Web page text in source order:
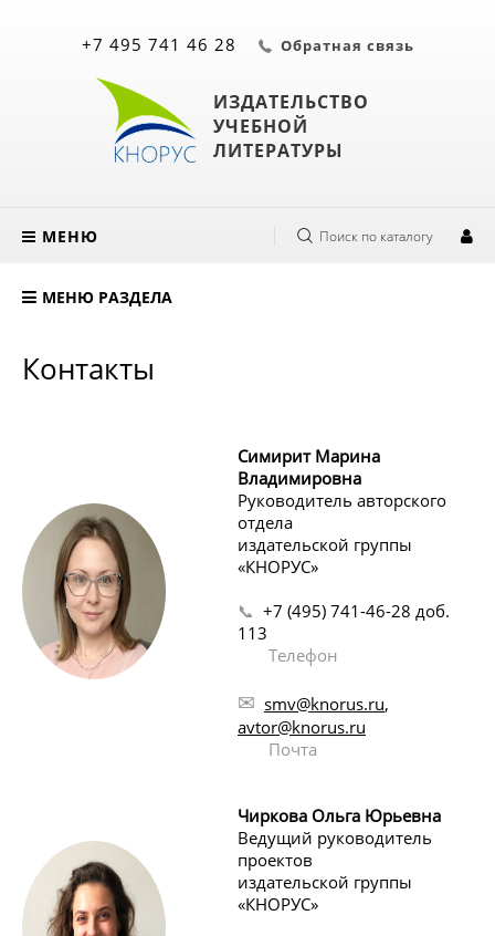
ИЗДАТЕЛЬСТВО
УЧЕБНОЙ
ЛИТЕРАТУРЫ
+7 495 741 46 28 Обратная связь
МЕНЮ Поиск по каталогу
МЕНЮ РАЗДЕЛА
Контакты
Симирит Марина
Владимировна
Руководитель авторского
отдела
издательской группы
«КНОРУС»
📞 +7 (495) 741-46-28 доб.
113
Телефон
✉ smv@knorus.ru,
avtor@knorus.ru
Почта
Чиркова Ольга Юрьевна
Ведущий руководитель
проектов
издательской группы
«КНОРУС»